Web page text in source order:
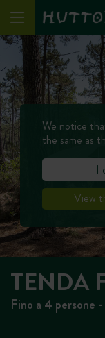
TENDA
Fino a 4 persone -
We notice
the same as
I
View